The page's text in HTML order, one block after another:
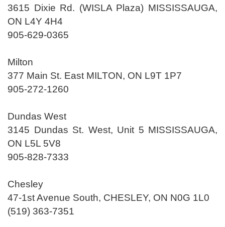
3615 Dixie Rd. (WISLA Plaza) MISSISSAUGA,
ON L4Y 4H4
905-629-0365
Milton
377 Main St. East MILTON, ON L9T 1P7
905-272-1260
Dundas West
3145 Dundas St. West, Unit 5 MISSISSAUGA,
ON L5L 5V8
905-828-7333
Chesley
47-1st Avenue South, CHESLEY, ON N0G 1L0
(519) 363-7351